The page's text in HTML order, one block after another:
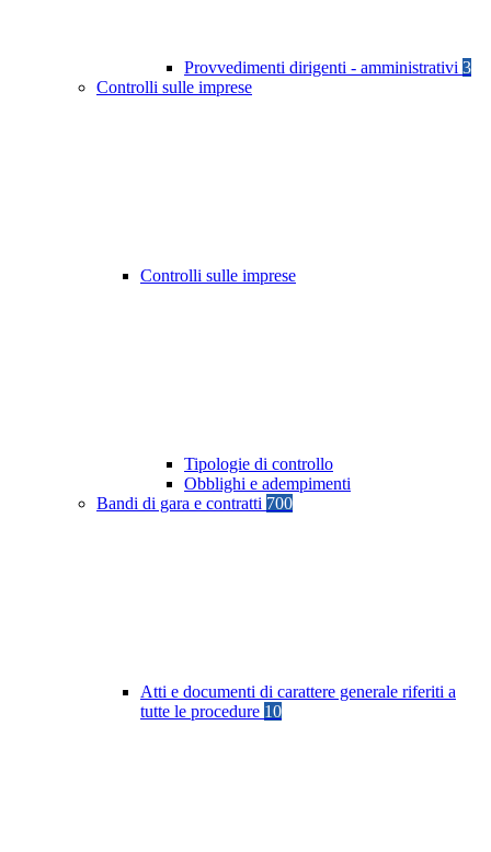
Provvedimenti dirigenti - amministrativi 3
Controlli sulle imprese
Controlli sulle imprese
Tipologie di controllo
Obblighi e adempimenti
Bandi di gara e contratti 700
Atti e documenti di carattere generale riferiti a
tutte le procedure 10